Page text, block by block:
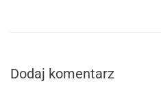
Dodaj komentarz